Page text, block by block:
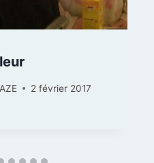
2 février 2017